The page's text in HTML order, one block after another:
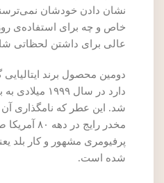
نشان دادن خودشان
خاص و چه برای استفاده‌ی
عالی برای داشتن لحظاتی
دارد در سال
شد. این عطر که نامگذاری آن
مخدر رایج
پرفیومری مشهور و کار بلد
شده است.